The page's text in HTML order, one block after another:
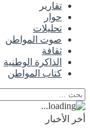
تقارير
حوار
تحليلات
صوت المواطن
ثقافة
الذاكرة الوطنية
كتاب المواطن
أخر الأخبار